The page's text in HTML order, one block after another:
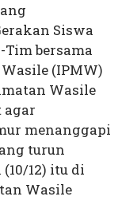
Siswa
Tim bersama
(IPMW)
Wasile
agar
menanggapi
turun
12) itu di
Wasile